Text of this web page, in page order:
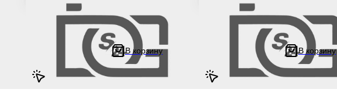
и
125
Кнопки переключателя на скутер HONDA /
Хонда Дио / Такт / Джорно, в сборе (5шт)
554.44 ₽ В корзину
Хомуты на руль для крепления
d10, D21 "LIPAI" на мотоцикл /
скутер / для мототехники
556.67 ₽ В корзину